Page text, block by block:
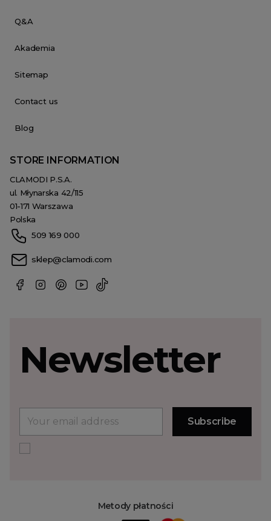
Q&A
Akademia
Sitemap
Contact us
Blog
STORE INFORMATION
CLAMODI P.S.A.
ul. Młynarska 42/115
01-171 Warszawa
Polska
509 169 000
sklep@clamodi.com
Metody płatności
Newsletter